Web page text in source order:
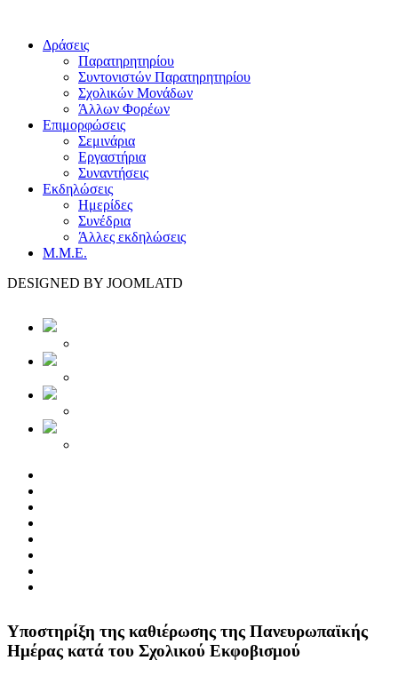
Δράσεις
Παρατηρητηρίου
Συντονιστών Παρατηρητηρίου
Σχολικών Μονάδων
Άλλων Φορέων
Επιμορφώσεις
Σεμινάρια
Εργαστήρια
Συναντήσεις
Εκδηλώσεις
Ημερίδες
Συνέδρια
Άλλες εκδηλώσεις
Μ.Μ.Ε.
DESIGNED BY JOOMLATD
Yποστηρίξη της καθιέρωσης της Πανευρωπαϊκής
Ημέρας κατά του Σχολικού Εκφοβισμού